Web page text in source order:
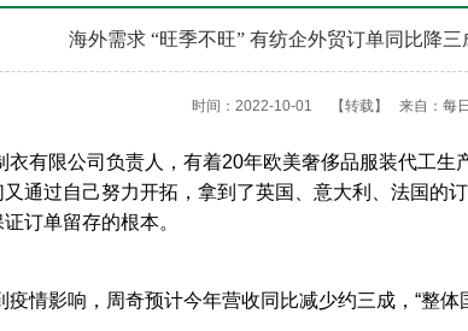
海外需求 “旺季不旺” 有纺企外贸订单同比降
时间：2022-10-01 【转载】 来自： 每
衣有限公司负责人，有着20年欧美奢侈品服装代工
通过自己努力开拓，拿到了英国、意大利、法国的
订单留存的根本。
疫情影响，周奇预计今年营收同比减少约三成，“整体